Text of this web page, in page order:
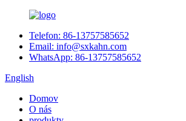
Telefon: 86-13757585652
Email: info@sxkahn.com
WhatsApp: 86-13757585652
English
Domov
O nás